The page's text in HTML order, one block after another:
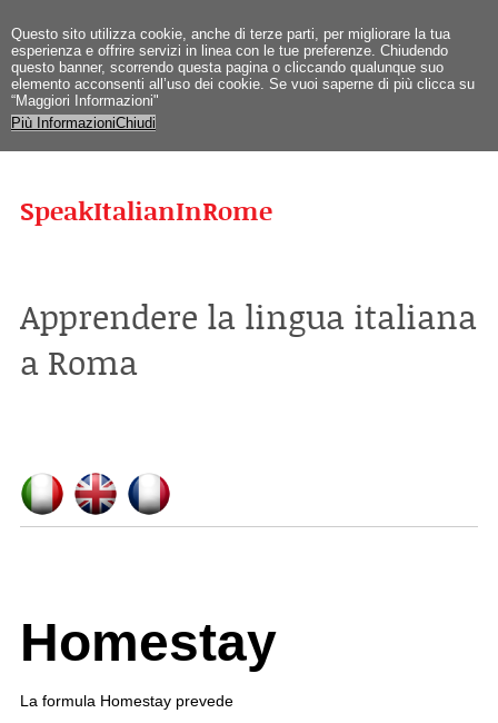
Questo sito utilizza cookie, anche di terze parti, per migliorare la tua
esperienza e offrire servizi in linea con le tue preferenze. Chiudendo
questo banner, scorrendo questa pagina o cliccando qualunque suo
elemento acconsenti all’uso dei cookie. Se vuoi saperne di più clicca su
“Maggiori Informazioni"
Più InformazioniChiudi
SpeakItalianInRome
Apprendere la lingua italiana
a Roma
Homestay
La formula Homestay prevede